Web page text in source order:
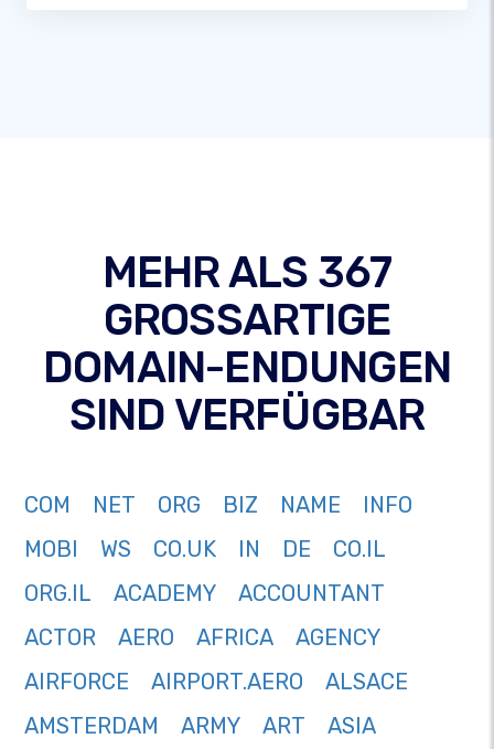
MEHR ALS 367
GROSSARTIGE
DOMAIN-ENDUNGEN
SIND VERFÜGBAR
COM NET ORG BIZ NAME
INFO
MOBI
WS CO.UK IN DE
CO.IL
ORG.IL
ACADEMY
ACCOUNTANT
ACTOR
AERO AFRICA
AGENCY
AIRFORCE
AIRPORT.AERO
ALSACE
AMSTERDAM
ARMY ART
ASIA